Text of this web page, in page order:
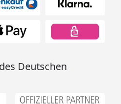
Deutschen